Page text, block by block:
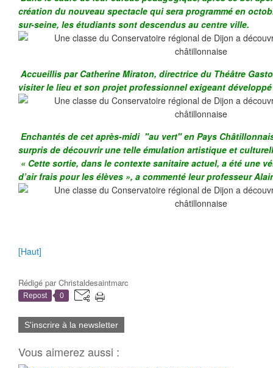
création du nouveau spectacle qui sera programmé en
sur-seine, les étudiants sont descendus au centre ville.
Accueillis par Catherine Miraton, directrice du Théâtre
visiter le lieu et son projet professionnel exigeant
Enchantés de cet après-midi "au vert" en Pays
surpris de découvrir une telle émulation artistique et
« Cette sortie, dans le contexte sanitaire actuel, a été une
d’air frais pour les élèves », a commenté leur professeur
[Haut]
Rédigé parChristaldesaintmarc
Repost 0
S'inscrire à la newsletter
Vous aimerez aussi :